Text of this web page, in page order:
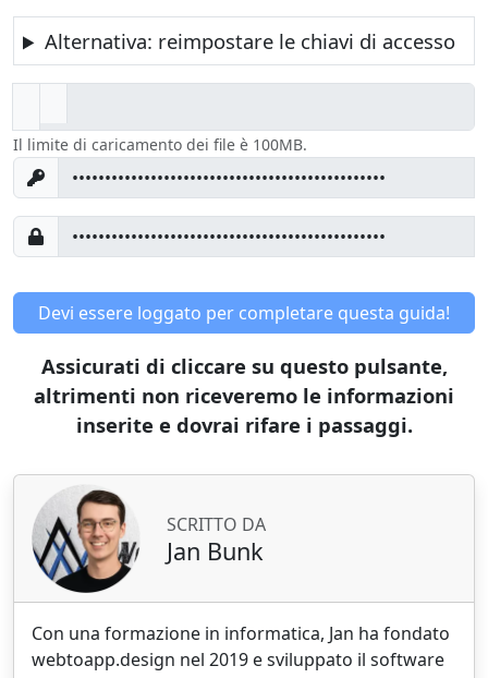
Alternativa: reimpostare le chiavi di accesso
Il limite di caricamento dei file è 100MB.
Devi essere loggato per completare questa guida!
Assicurati di cliccare su questo pulsante,
altrimenti non riceveremo le informazioni
inserite e dovrai rifare i passaggi.
SCRITTO DA
Jan Bunk
Con una formazione in informatica, Jan ha fondato
webtoapp.design nel 2019 e sviluppato il software